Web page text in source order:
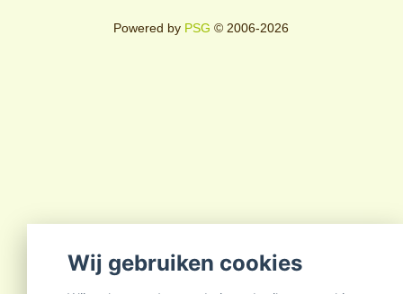
Powered by PSG © 2006-2026
Wij gebruiken cookies